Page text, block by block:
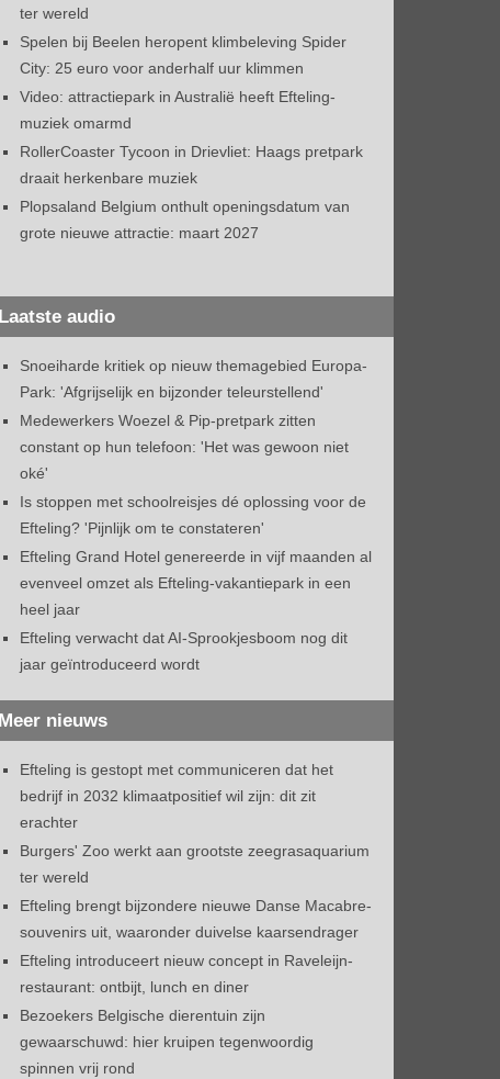
ter wereld
Spelen bij Beelen heropent klimbeleving Spider
City: 25 euro voor anderhalf uur klimmen
Video: attractiepark in Australië heeft Efteling-
muziek omarmd
RollerCoaster Tycoon in Drievliet: Haags pretpark
draait herkenbare muziek
Plopsaland Belgium onthult openingsdatum van
grote nieuwe attractie: maart 2027
Laatste audio
Snoeiharde kritiek op nieuw themagebied Europa-
Park: 'Afgrijselijk en bijzonder teleurstellend'
Medewerkers Woezel & Pip-pretpark zitten
constant op hun telefoon: 'Het was gewoon niet
oké'
Is stoppen met schoolreisjes dé oplossing voor de
Efteling? 'Pijnlijk om te constateren'
Efteling Grand Hotel genereerde in vijf maanden al
evenveel omzet als Efteling-vakantiepark in een
heel jaar
Efteling verwacht dat AI-Sprookjesboom nog dit
jaar geïntroduceerd wordt
Meer nieuws
Efteling is gestopt met communiceren dat het
bedrijf in 2032 klimaatpositief wil zijn: dit zit
erachter
Burgers' Zoo werkt aan grootste zeegrasaquarium
ter wereld
Efteling brengt bijzondere nieuwe Danse Macabre-
souvenirs uit, waaronder duivelse kaarsendrager
Efteling introduceert nieuw concept in Raveleijn-
restaurant: ontbijt, lunch en diner
Bezoekers Belgische dierentuin zijn
gewaarschuwd: hier kruipen tegenwoordig
spinnen vrij rond